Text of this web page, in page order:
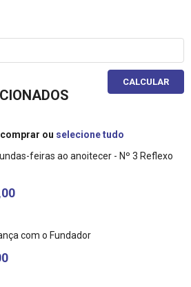
CALCULAR
ou selecione tudo
feiras ao anoitecer - Nº 3 Reflexo
com o Fundador